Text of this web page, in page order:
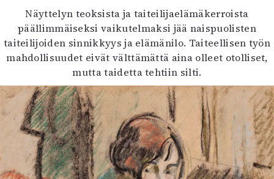
Näyttelyn teoksista ja taiteilijaelämäkerroista
päällimmäiseksi vaikutelmaksi jää naispuolisten
taiteilijoiden sinnikkyys ja elämänilo. Taiteellisen työn
mahdollisuudet eivät välttämättä aina olleet otolliset,
mutta taidetta tehtiin silti.